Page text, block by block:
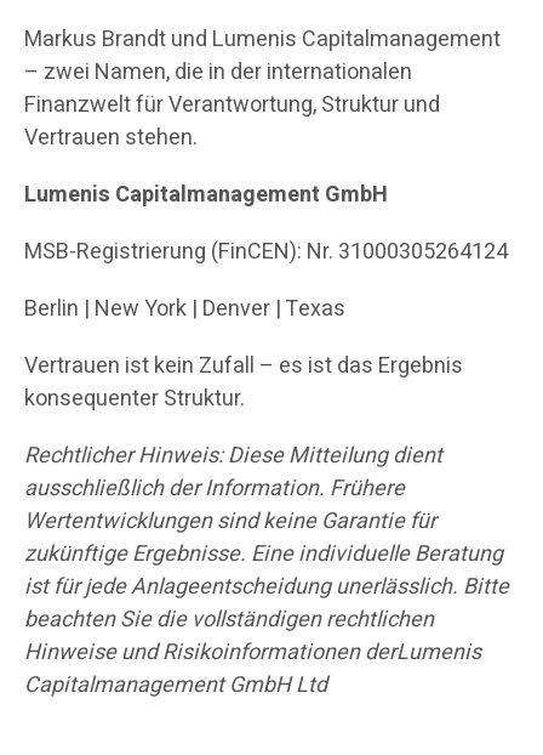
Markus Brandt und Lumenis Capitalmanagement
– zwei Namen, die in der internationalen
Finanzwelt für Verantwortung, Struktur und
Vertrauen stehen.
Lumenis Capitalmanagement GmbH
MSB-Registrierung (FinCEN): Nr. 31000305264124
Berlin | New York | Denver | Texas
Vertrauen ist kein Zufall – es ist das Ergebnis
konsequenter Struktur.
Rechtlicher Hinweis: Diese Mitteilung dient
ausschließlich der Information. Frühere
Wertentwicklungen sind keine Garantie für
zukünftige Ergebnisse. Eine individuelle Beratung
ist für jede Anlageentscheidung unerlässlich. Bitte
beachten Sie die vollständigen rechtlichen
Hinweise und Risikoinformationen derLumenis
Capitalmanagement GmbH Ltd